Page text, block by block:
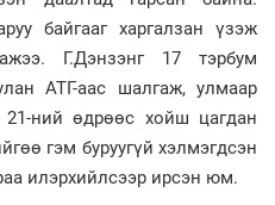
байгааг харгалзан үзэж
Г.Дэнзэнг 17 тэрбум
АТГ-аас шалгаж, улмаар
21-ний өдрөөс хойш цагдан
гэм буруугүй хэлмэгдсэн
илэрхийлсээр ирсэн юм.